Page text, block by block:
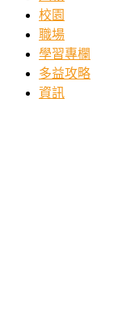
校園
職場
學習專欄
多益攻略
資訊